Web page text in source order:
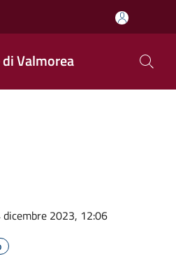
Valmorea
dicembre 2023, 12:06